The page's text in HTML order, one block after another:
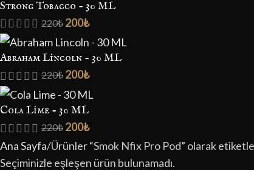
Strong Tobacco - 30 ML
220₺ 200₺
Abraham Lincoln - 30 ML
220₺ 200₺
Cola Lime - 30 ML
220₺ 200₺
Ana Sayfa Ürünler “Smok Nfix Pro Pod” olarak
Seçiminizle eşleşen ürün bulunamadı.